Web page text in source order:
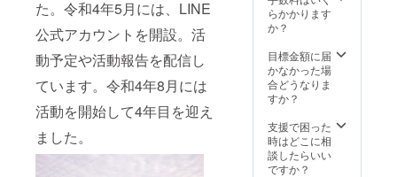
た。令和4年5月には、LINE
公式アカウントを開設。活
動予定や活動報告を配信し
ています。令和4年8月には
活動を開始して4年目を迎え
ました。
aneのス
ケッチ
ク」
https://li
ff.line.m
e/16452
kWRPP
32q/?
accoun
tId=857
らかかります
か？
目標金額に届
かなかった場
合どうなりま
すか？
支援で困った
時はどこに相
談したらいい
ですか？